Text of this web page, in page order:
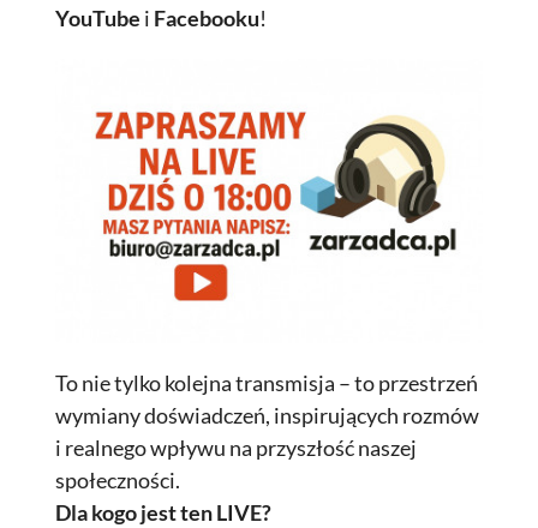
YouTube i Facebooku!
To nie tylko kolejna transmisja – to przestrzeń
wymiany doświadczeń, inspirujących rozmów
i realnego wpływu na przyszłość naszej
społeczności.
Dla kogo jest ten LIVE?